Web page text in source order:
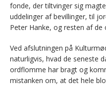
fonde, der tiltvinger sig
uddelinger af bevillinger, til
Peter Hanke, og resten af
Ved afslutningen på
naturligvis, hvad de seneste
ordflomme har bragt og
mistanken om, at det hele